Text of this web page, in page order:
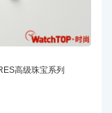
高级珠宝系列